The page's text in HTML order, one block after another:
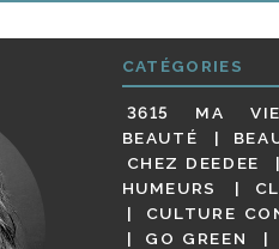
CATÉGORIES
3615 MA VIE
BEAUTÉ
CHEZ DEEDEE
HUMEURS
CULTURE
GO GREEN